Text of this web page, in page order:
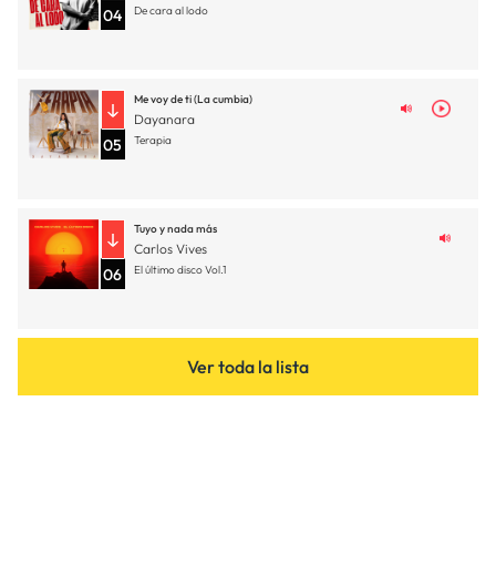
04 De cara al lodo
05
Me voy de ti (La cumbia)
Dayanara
Terapia
06
Tuyo y nada más
Carlos Vives
El último disco Vol.1
Ver toda la lista